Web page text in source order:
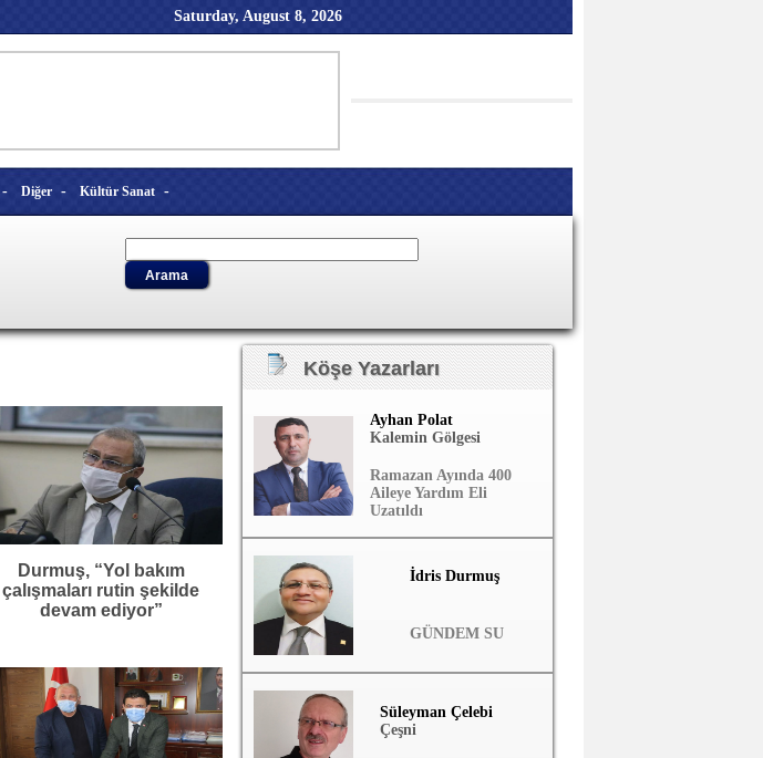
Saturday, August 8, 2026
- Diğer - Kültür Sanat -
Durmuş, “Yol bakım
çalışmaları rutin şekilde
devam ediyor”
Köşe Yazarları
Ayhan Polat
Kalemin Gölgesi
Ramazan Ayında 400
Aileye Yardım Eli
Uzatıldı
İdris Durmuş
GÜNDEM SU
Süleyman Çelebi
Çeşni